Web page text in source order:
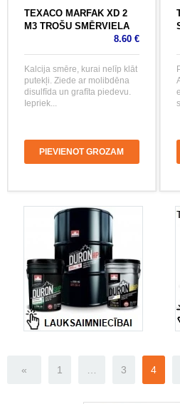
TEXACO MARFAK XD 2
M3 TROŠU SMĒRVIELA
8.60 €
Kalcija smēre, kurai nelīp klāt
putekļi. Ziede ar molibdēna
disulfīda un grafīta piedevu.
Iepriek...
PIEVIENOT GROZAM
« 1 3 4